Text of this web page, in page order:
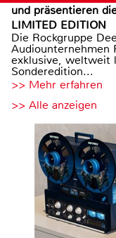
und präsentieren
LIMITED EDITION
Die Rockgruppe
Audiounternehmen
exklusive, weltweit
Sonderedition...
>> Mehr erfahren
>> Alle anzeigen